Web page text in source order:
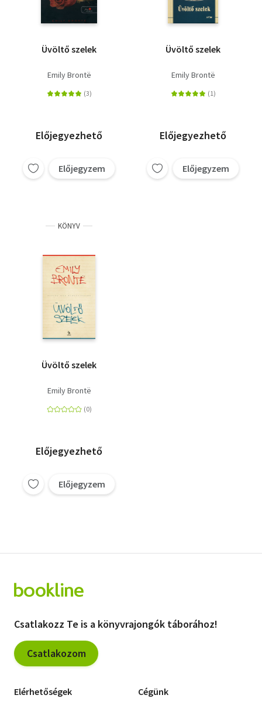
Üvöltő szelek
Emily Brontë
Előjegyezhető
Előjegyzem
Üvöltő szelek
Emily Brontë
Előjegyezhető
Előjegyzem
KÖNYV
Üvöltő szelek
Emily Brontë
Előjegyezhető
Előjegyzem
Csatlakozz Te is a könyvrajongók táborához!
Csatlakozom
Elérhetőségek Cégünk